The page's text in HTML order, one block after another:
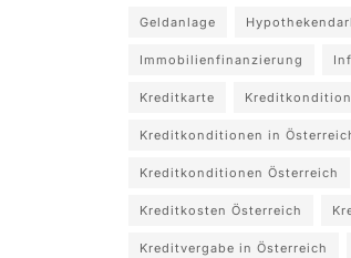
Geldanlage
Immobilienfinanzierung
Kreditkarte
Kreditkonditionen in
Kreditkonditionen Österreich
Kreditkosten Österreich
Kreditvergabe in Österreich